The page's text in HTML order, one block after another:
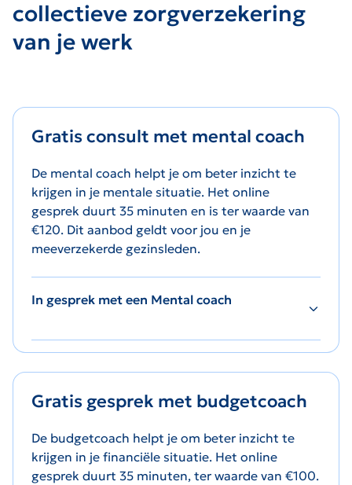
collectieve zorgverzekering
van je werk
Gratis consult met mental coach
De mental coach helpt je om beter inzicht te
krijgen in je mentale situatie. Het online
gesprek duurt 35 minuten en is ter waarde van
€120. Dit aanbod geldt voor jou en je
meeverzekerde gezinsleden.
In gesprek met een Mental coach
Gratis gesprek met budgetcoach
De budgetcoach helpt je om beter inzicht te
krijgen in je financiële situatie. Het online
gesprek duurt 35 minuten, ter waarde van €100.